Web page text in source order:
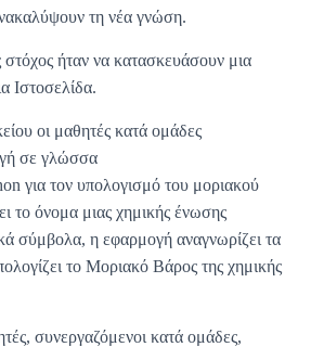
τη νέα γνώση.
στόχος ήταν να κατασκευάσουν μια
Ιστοσελίδα.
οι μαθητές κατά ομάδες
σε γλώσσα
για τον υπολογισμό του μοριακού
το όνομα μιας χημικής ένωσης
σύμβολα, η εφαρμογή αναγνωρίζει τα
το Μοριακό Βάρος της χημικής
συνεργαζόμενοι κατά ομάδες,